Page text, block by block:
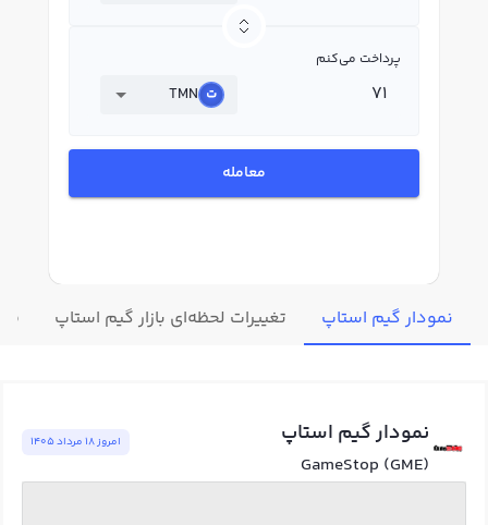
پرداخت می‌کنم
TMN
معامله
نمودار گیم استاپ تغییرات لحظه‌ای بازار گیم استاپ
نمودار گیم استاپ
GameStop (GME)
امروز ١٨ مرداد ١٤٠٥